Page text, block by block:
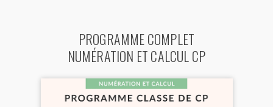
PROGRAMME COMPLET
NUMÉRATION ET CALCUL CP